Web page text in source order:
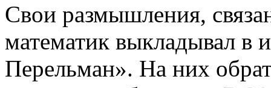
Свои размышления,
математик выкладывал в
Перельман». На них